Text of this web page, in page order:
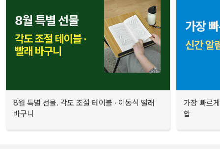
8월 특별 선물. 각도 조절 테이블 · 이동식 빨래
바구니
가장 빠르
합